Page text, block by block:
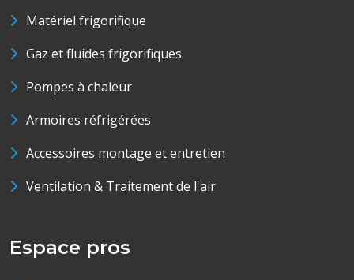
Matériel frigorifique
Gaz et fluides frigorifiques
Pompes à chaleur
Armoires réfrigérées
Accessoires montage et entretien
Ventilation & Traitement de l'air
Espace pros